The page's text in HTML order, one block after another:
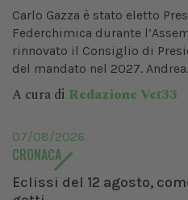
Carlo Gazza è stato eletto
Federchimica durante
rinnovato il Consiglio di
del mandato nel 2027.
A cura di Redazione Vet33
07/08/2026
CRONACA
Eclissi del 12 agosto,